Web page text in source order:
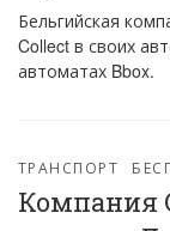
Бельгийская
Collect в своих
автоматах Bbox.
ТРАНСПОРТ
Компания